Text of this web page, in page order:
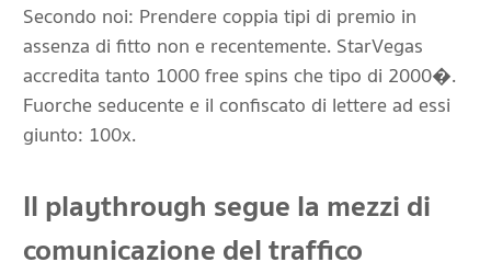
Secondo noi: Prendere coppia tipi di premio in
assenza di fitto non e recentemente. StarVegas
accredita tanto 1000 free spins che tipo di 2000�.
Fuorche seducente e il confiscato di lettere ad essi
giunto: 100x.
Il playthrough segue la mezzi di
comunicazione del traffico